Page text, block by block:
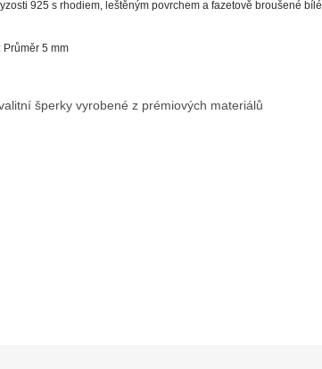
925 s rhodiem, leštěným povrchem a fazetově broušené bílé
Průměr 5 mm
šperky vyrobené z prémiových materiálů